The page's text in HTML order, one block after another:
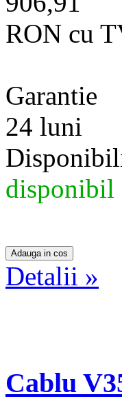
RON cu
Garantie
24 luni
disponibil
Detalii »
Cablu